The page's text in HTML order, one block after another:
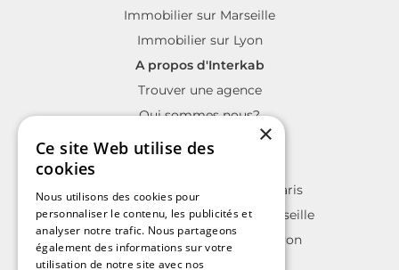
Immobilier sur Marseille
Immobilier sur Lyon
A propos d'Interkab
Trouver une agence
Qui sommes nous?
La charte Interkab
Annonces immobilières sur Paris
Annonces immobilières sur Marseille
Annonces immobilières sur Lyon
×
Ce site Web utilise des
cookies
Nous utilisons des cookies pour
personnaliser le contenu, les publicités et
analyser notre trafic. Nous partageons
également des informations sur votre
utilisation de notre site avec nos